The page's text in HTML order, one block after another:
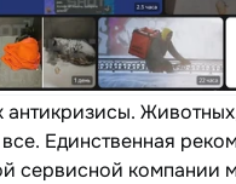
Единственная
сервисной компании